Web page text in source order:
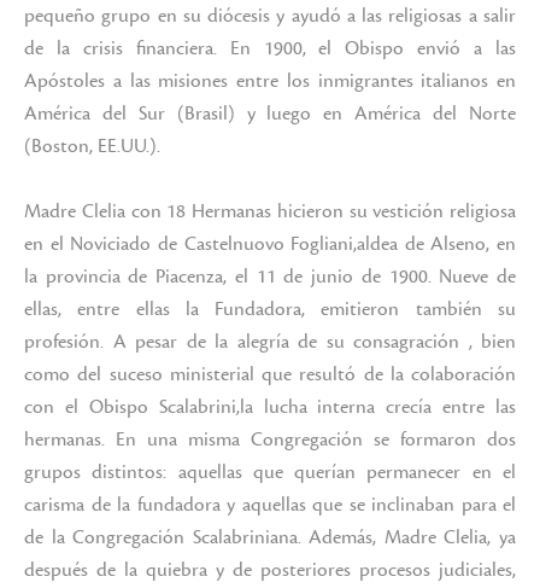
pequeño grupo en su diócesis y ayudó a las religiosas a salir
de la crisis financiera. En 1900, el Obispo envió a las
Apóstoles a las misiones entre los inmigrantes italianos en
América del Sur (Brasil) y luego en América del Norte
(Boston, EE.UU.).
Madre Clelia con 18 Hermanas hicieron su vestición religiosa
en el Noviciado de Castelnuovo Fogliani,aldea de Alseno, en
la provincia de Piacenza, el 11 de junio de 1900. Nueve de
ellas, entre ellas la Fundadora, emitieron también su
profesión. A pesar de la alegría de su consagración , bien
como del suceso ministerial que resultó de la colaboración
con el Obispo Scalabrini,la lucha interna crecía entre las
hermanas. En una misma Congregación se formaron dos
grupos distintos: aquellas que querían permanecer en el
carisma de la fundadora y aquellas que se inclinaban para el
de la Congregación Scalabriniana. Además, Madre Clelia, ya
después de la quiebra y de posteriores procesos judiciales,